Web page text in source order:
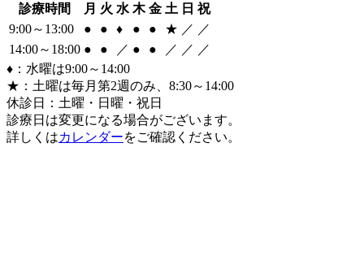
診療時間 月 火 水 木 金 土 日 祝
9:00～13:00
● ● ♦ ● ● ★ ／ ／
14:00～18:00 ● ● ／ ● ● ／ ／ ／
♦：水曜は9:00～14:00
★：土曜は毎月第2週のみ、8:30～14:00
休診日：土曜・日曜・祝日
診療日は変更になる場合がございます。
詳しくはカレンダーをご確認ください。